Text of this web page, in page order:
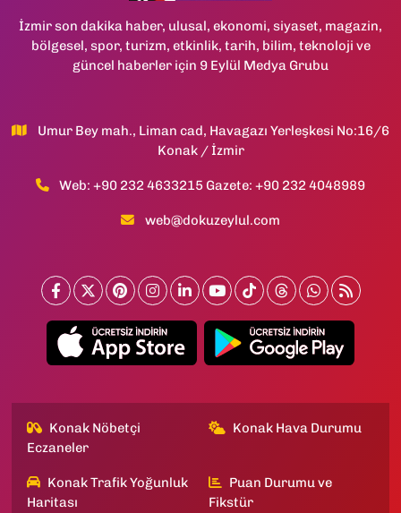
İzmir son dakika haber, ulusal, ekonomi, siyaset, magazin,
bölgesel, spor, turizm, etkinlik, tarih, bilim, teknoloji ve
güncel haberler için 9 Eylül Medya Grubu
Umur Bey mah., Liman cad, Havagazı Yerleşkesi No:16/6
Konak / İzmir
Web: +90 232 4633215 Gazete: +90 232 4048989
web@dokuzeylul.com
Konak Nöbetçi
Eczaneler
Konak Hava Durumu
Konak Trafik Yoğunluk
Haritası
Puan Durumu ve
Fikstür